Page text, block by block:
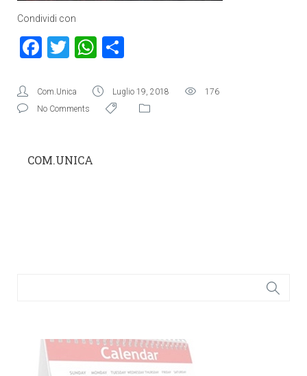
Condividi con
Facebook
TwitterWhatsApp
Com.Unica Luglio 19, 2018
176
No Comments
COM.UNICA